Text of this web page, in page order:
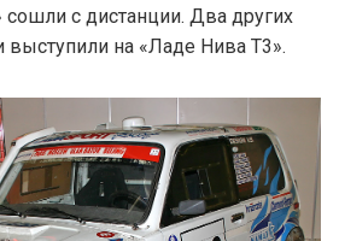
с дистанции. Два других
выступили на «Ладе Нива T3».